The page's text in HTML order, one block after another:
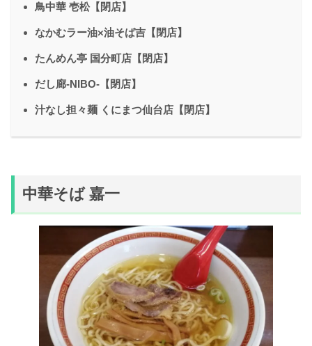
鳥中華 壱松【閉店】
なかむラー油×油そば吉【閉店】
たんめん亭 国分町店【閉店】
だし廊-NIBO-【閉店】
汁なし担々麺 くにまつ仙台店【閉店】
中華そば 嘉一